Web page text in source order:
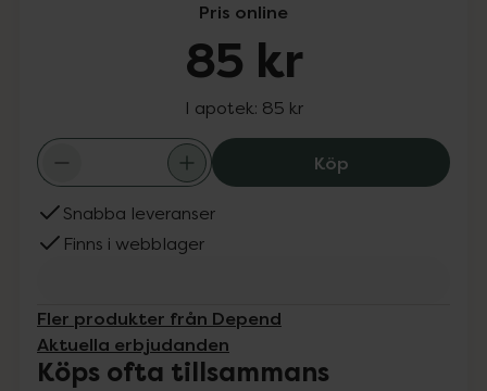
Pris online
85 kr
I apotek: 85 kr
KöpDepend Gel iQ
Snabba leveranser
Finns i webblager
Fler produkter från Depend
Aktuella erbjudanden
Köps ofta tillsammans